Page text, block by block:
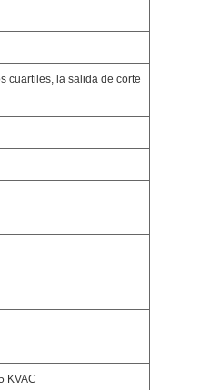
cuartiles, la salida de corte
KVAC